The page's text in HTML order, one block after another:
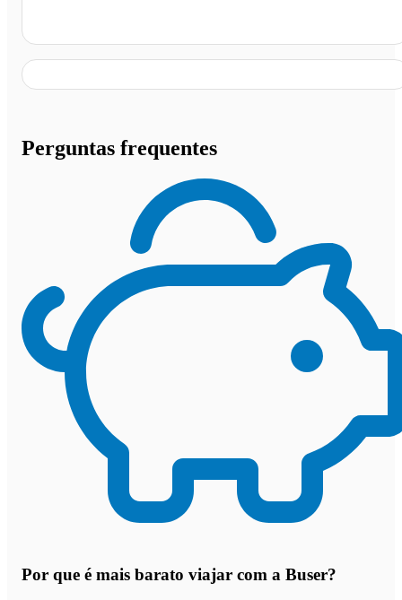
Perguntas frequentes
Por que é mais barato viajar com a Buser?